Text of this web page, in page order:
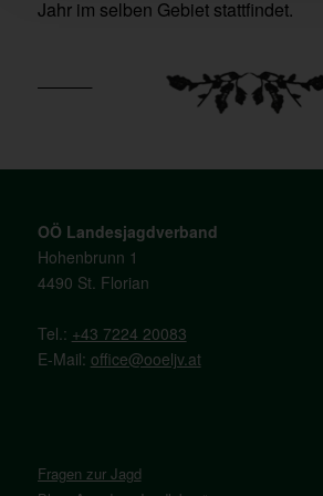
Jahr im selben Gebiet stattfindet.
OÖ Landesjagdverband
Hohenbrunn 1
4490 St. Florian
Tel.: +43 7224 20083
E-Mail: office@ooeljv.at
Fragen zur Jagd